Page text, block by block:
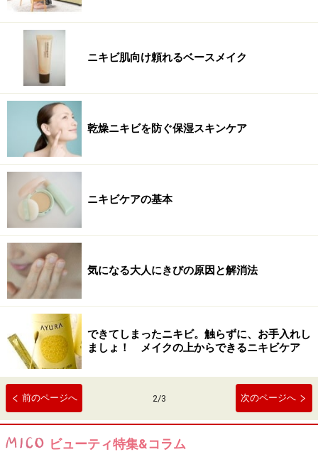
ニキビ肌向け頼れるベースメイク
乾燥ニキビを防ぐ保湿スキンケア
ニキビケアの基本
気になる大人にきびの原因と解消法
できてしまったニキビ。触らずに、お手入れし
ましょ！ メイクの上からできるニキビケア
前のページへ 2/3 次のページへ
ビューティ特集&コラム